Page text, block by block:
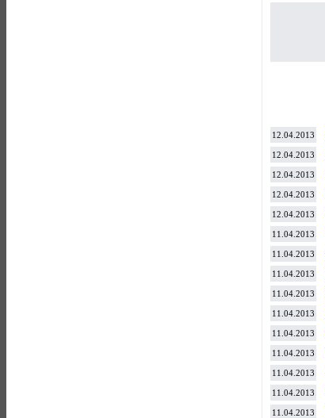
12.04.2013
12.04.2013
12.04.2013
12.04.2013
12.04.2013
11.04.2013
11.04.2013
11.04.2013
11.04.2013
11.04.2013
11.04.2013
11.04.2013
11.04.2013
11.04.2013
11.04.2013